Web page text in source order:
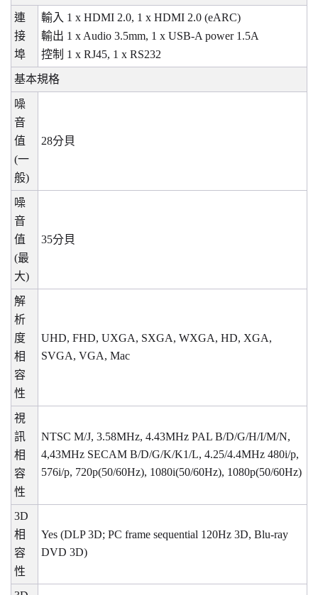
連
接
埠
輸入 1 x HDMI 2.0, 1 x HDMI 2.0 (eARC)
輸出 1 x Audio 3.5mm, 1 x USB-A power 1.5A
控制 1 x RJ45, 1 x RS232
基本規格
噪
音
值
(一
般)
28分貝
噪
音
值
(最
大)
35分貝
解
析
度
相
容
性
UHD, FHD, UXGA, SXGA, WXGA, HD, XGA,
SVGA, VGA, Mac
視
訊
相
容
性
NTSC M/J, 3.58MHz, 4.43MHz PAL B/D/G/H/I/M/N,
4,43MHz SECAM B/D/G/K/K1/L, 4.25/4.4MHz 480i/p,
576i/p, 720p(50/60Hz), 1080i(50/60Hz), 1080p(50/60Hz)
3D
相
容
性
Yes (DLP 3D; PC frame sequential 120Hz 3D, Blu-ray
DVD 3D)